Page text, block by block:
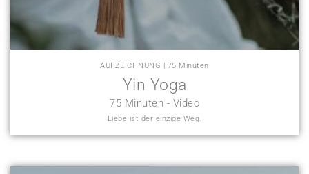
AUFZEICHNUNG | 75 Minuten
Yin Yoga
75 Minuten - Video
Liebe ist der einzige Weg.